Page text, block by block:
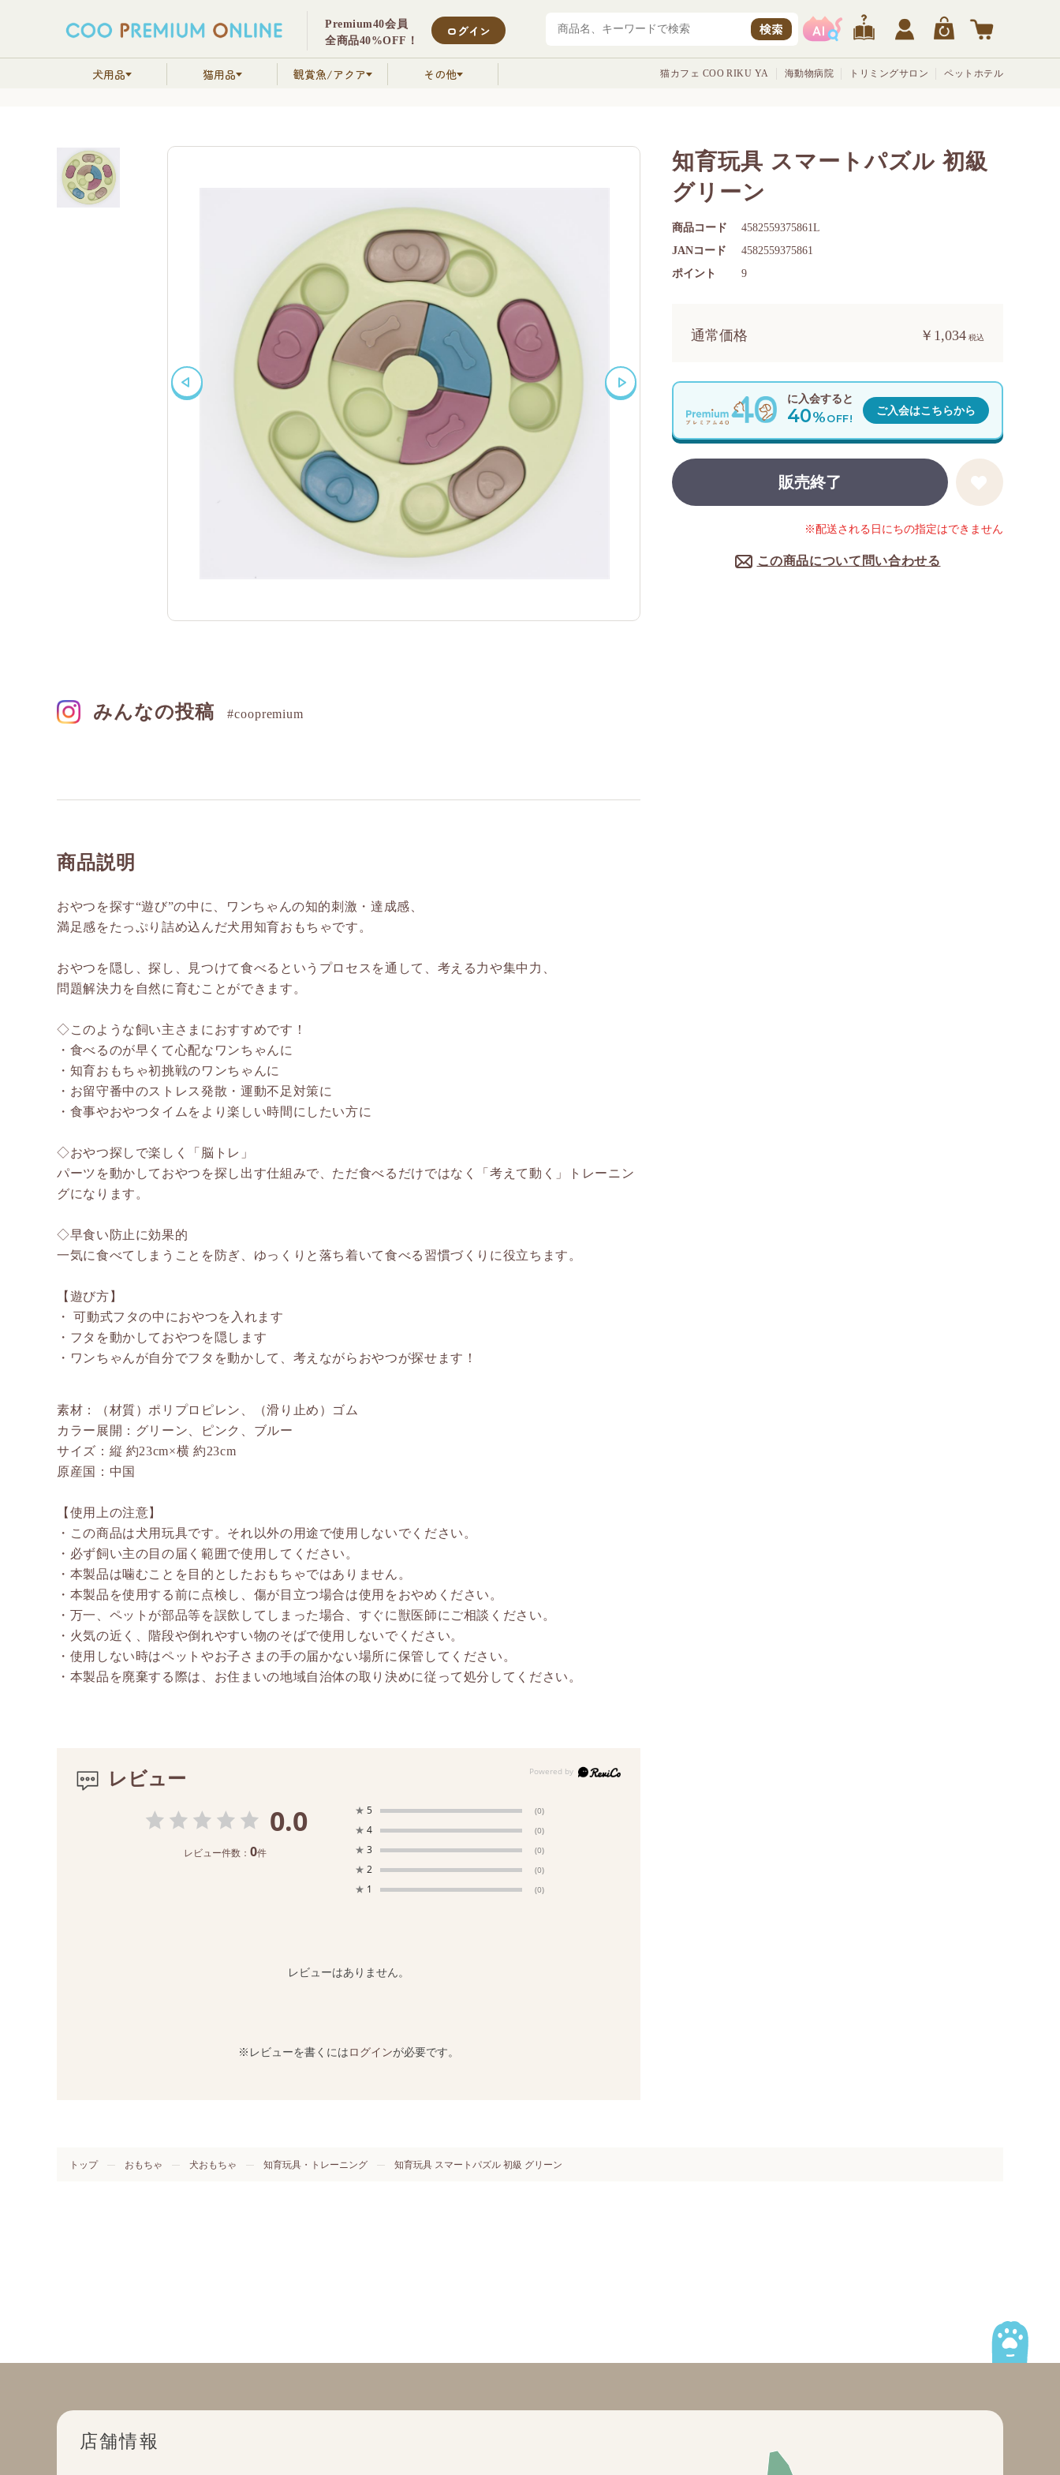
Premium40会員
全商品40%OFF！
ログイン 検索
犬用品 猫用品 観賞魚/アクア その他 猫カフェ COO RIKU YA 海動物病院 トリミングサロン ペットホテル
みんなの投稿 #coopremium
商品説明
おやつを探す“遊び”の中に、ワンちゃんの知的刺激・達成感、
満足感をたっぷり詰め込んだ犬用知育おもちゃです。
おやつを隠し、探し、見つけて食べるというプロセスを通して、考える力や集中力、
問題解決力を自然に育むことができます。
◇このような飼い主さまにおすすめです！
・食べるのが早くて心配なワンちゃんに
・知育おもちゃ初挑戦のワンちゃんに
・お留守番中のストレス発散・運動不足対策に
・食事やおやつタイムをより楽しい時間にしたい方に
◇おやつ探しで楽しく「脳トレ」
パーツを動かしておやつを探し出す仕組みで、ただ食べるだけではなく「考えて動く」トレーニン
グになります。
◇早食い防止に効果的
一気に食べてしまうことを防ぎ、ゆっくりと落ち着いて食べる習慣づくりに役立ちます。
【遊び方】
・ 可動式フタの中におやつを入れます
・フタを動かしておやつを隠します
・ワンちゃんが自分でフタを動かして、考えながらおやつが探せます！
素材：（材質）ポリプロピレン、（滑り止め）ゴム
カラー展開：グリーン、ピンク、ブルー
サイズ：縦 約23cm×横 約23cm
原産国：中国
【使用上の注意】
・この商品は犬用玩具です。それ以外の用途で使用しないでください。
・必ず飼い主の目の届く範囲で使用してください。
・本製品は噛むことを目的としたおもちゃではありません。
・本製品を使用する前に点検し、傷が目立つ場合は使用をおやめください。
・万一、ペットが部品等を誤飲してしまった場合、すぐに獣医師にご相談ください。
・火気の近く、階段や倒れやすい物のそばで使用しないでください。
・使用しない時はペットやお子さまの手の届かない場所に保管してください。
・本製品を廃棄する際は、お住まいの地域自治体の取り決めに従って処分してください。
レビュー
0.0
レビュー件数： 0件
★ 5 (0)
★ 4 (0)
★ 3 (0)
★ 2 (0)
★ 1 (0)
レビューはありません。
※レビューを書くにはログインが必要です。
知育玩具 スマートパズル 初級
グリーン
通常価格 ￥1,034
商品コード 4582559375861L
ポイント 9
JANコード 4582559375861
販売終了
この商品について問い合わせる
※配送される日にちの指定はできません
に入会すると
40%OFF!
ご入会はこちらから
トップ おもちゃ 犬おもちゃ 知育玩具・トレーニング 知育玩具 スマートパズル 初級 グリーン
店舗情報